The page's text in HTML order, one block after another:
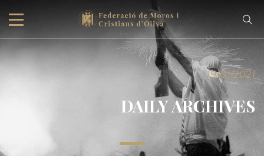
19/01/2021
DAILY ARCHIVES